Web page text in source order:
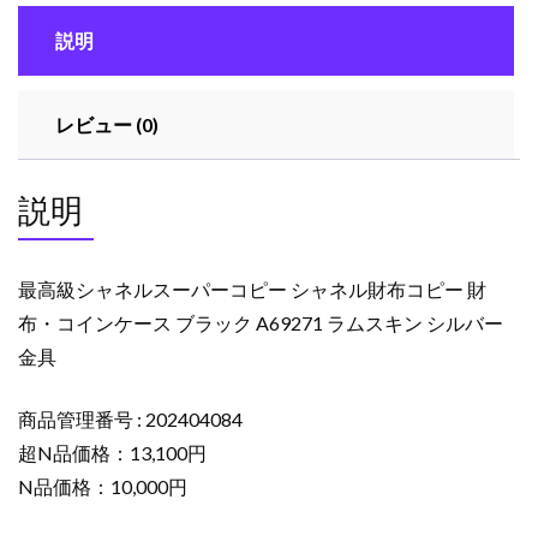
ー
ー
ー
ャ
ネ
財
布
コ
ー
財
布・
コ
説明
レビュー (0)
説明
最高級シャネルスーパーコピー シャネル財布コピー 財
布・コインケース ブラック A69271 ラムスキン シルバー
金具
商品管理番号 : 202404084
超N品価格：13,100円
N品価格：10,000円